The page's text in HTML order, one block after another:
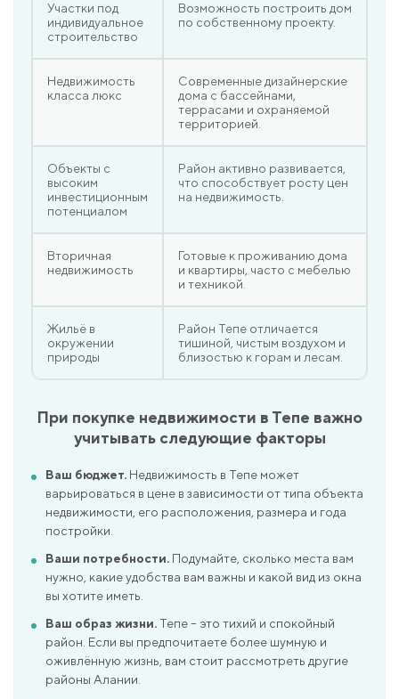
Участки под
индивидуальное
строительство
Возможность построить дом
по собственному проекту.
Недвижимость
класса люкс
Современные дизайнерские
дома с бассейнами,
террасами и охраняемой
территорией.
Объекты с
высоким
инвестиционным
потенциалом
Район активно развивается,
что способствует росту цен
на недвижимость.
Вторичная
недвижимость
Готовые к проживанию дома
и квартиры, часто с мебелью
и техникой.
Жильё в
окружении
природы
Район Тепе отличается
тишиной, чистым воздухом и
близостью к горам и лесам.
При покупке недвижимости в Тепе важно
учитывать следующие факторы
Ваш бюджет. Недвижимость в Тепе может
варьироваться в цене в зависимости от типа объекта
недвижимости, его расположения, размера и года
постройки.
Ваши потребности. Подумайте, сколько места вам
нужно, какие удобства вам важны и какой вид из окна
вы хотите иметь.
Ваш образ жизни. Тепе – это тихий и спокойный
район. Если вы предпочитаете более шумную и
оживлённую жизнь, вам стоит рассмотреть другие
районы Алании.